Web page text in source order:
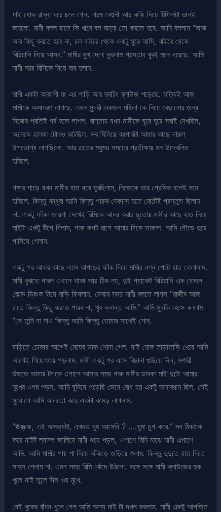
যাই হোক রান্না ঘরে চলে গেল. গরম বেগুনী আর কফি দিয়ে টিফিনটা ভালই
জমলো. মামী বলল রাতে কি খাবে বল রান্না তো করতে হবে. আমি বললাম “আজ
আর কিছু করতে হবে না, চল বাইরে থেকে একটু ঘুরে আসি, বাইরে থেকে
বিরিয়ানি নিয়ে আসব.” মামীর মুখ দেখে বুঝলাম প্রস্তাব খুবই মনে ধরেছে. আমি
মামী আর রিমিকে নিয়ে বার হলাম.
মামী একটা আকাশী রং এর শাড়ি আর ম্যচিং ব্লাউজ পড়েছে. সত্যিই আজ
মামীকে অসাধরণ লাগছে. এমন সুন্দরী একজন মহিলা কে নিয়ে বেড়ানোর জন্য
নিজের প্রতিই গর্ব হতে লাগল. রাস্তায় যখন মামীকে ঘুরে ঘুরে সবাই দেখছিল,
অনেকে হালকা টোনও কাটছিল. সব মিলিয়ে ব্যপারটা আমার কাছে দারুণ
উপভোগ্য লাগছিলো. আর রাতের মধুময় সময়ের প্রতীক্ষায় মন উদ্বেলিত
হচ্ছিল.
গঙ্গার পাড়ে যখন মামীর হাত ধরে ঘুরছিলাম, নিজেকে তার প্রেমিক বলেই মনে
হচ্ছিল. কিন্তু বন্ধুরা আমি কিন্তু পারুর দেবদাস হতে মোটেই প্রস্তুত ছিলাম
না. একটু ফাঁকা জায়গা দেখেই রিমিকে আদর করার ছুতোয় মামীর কাছে হাত নিয়ে
মাইটা একটু টিপে দিলাম, পারু কপট রাগে আমার দিকে তাকাল. আমি দৌড়ে দুরে
পালিয়ে গেলাম.
একটু পর আবার কাছে এসে কাপড়ের ফাঁক দিয়ে মামীর নগ্ন পেটে হাত বোলালাম.
মামী বুঝতে পারল এখানে থাকা আর ঠিক নয়, দুই প্যাকেট বিরিয়ানি এক বোতল
কোল্ড ড্রিংক নিয়ে বাড়ি ফিরলাম. ফেরার সময় মামী বলতে লাগল “রাজীব আজ
রাতে কিন্তু কিছু করতে পারব না, খুব ক্লান্ত আমি.” আমি মুচকি হেসে বললাম
“সে তুমি না দাও কিন্তু আমি কিন্তু তোমার সাথেই শোব.
বাড়িতে ঢোকার আগেই মেঘের ডাক শোনা গেল. যাই হোক তাড়াতাড়ি খেয়ে আমি
আগেই গিয়ে শুয়ে পড়লাম. মামী একটু পর এসে বিছানা গুছিয়ে নিল, মশারী
গুঁজতে আমায় টপকে এপাশে আসার সময় পারু মামীর ডাবকা মাই দুটো আমার
মুখের ওপর পড়ল. আমি ঘুমিয়ে পড়েছি ভেবে বোধ হয় একটু অসাবধান ছিল, সেই
সুযোগে আমি আলতো করে একটা কামড় লাগলাম.
“ঊফ্ফ্ফ, এই অসভ্যটা, এখনও ঘুম আসেনি ? ….ঘুমা চুপ করে.” সব ঠিকঠাক
করে নাইট ল্যাম্প জালিয়ে মামী শুয়ে পড়ল, ওপাশে রিমি মাঝে মামী এপাশে
আমি. আমি মামীর গায় পা দিয়ে আঁকড়ে জড়িয়ে শুলাম. কিন্তু দুদুতে হাত দিতে
সাহস পেলাম না. এমন সময় রিমি কেঁদে উঠলো. সঙ্গে সঙ্গে মামী ব্লাউজের হুক
খুলে মাই তুলে দিল ওর মুখে.
যেই বুকের বাঁধন খুলে গেল আমি অন্য মাই টা দখল করলাম. মামী একটু আপত্তি